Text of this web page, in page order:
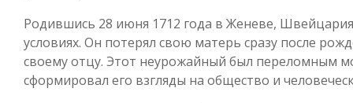
Родившись 28 июня 1712 года в Женеве,
условиях. Он потерял свою матерь сразу после
своему отцу. Этот неурожайный был переломным
сформировал его взгляды на общество и